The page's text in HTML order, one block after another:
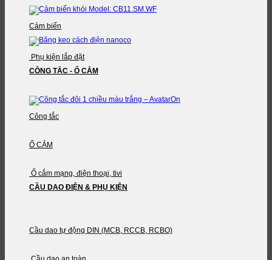
Cảm biến
Phụ kiện lắp đặt
CÔNG TẮC - Ổ CẮM
Công tắc
Ổ CẮM
Ổ cắm mạng, điện thoại, tivi
CẦU DAO ĐIỆN & PHỤ KIỆN
Cầu dao tự động DIN (MCB, RCCB, RCBO)